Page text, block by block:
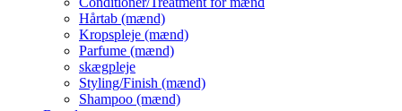
Hårtab (mænd)
Kropspleje (mænd)
Parfume (mænd)
skægpleje
Styling/Finish (mænd)
Shampoo (mænd)